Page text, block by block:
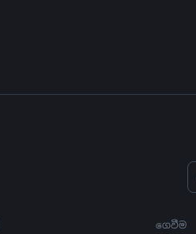
ගෙවීම